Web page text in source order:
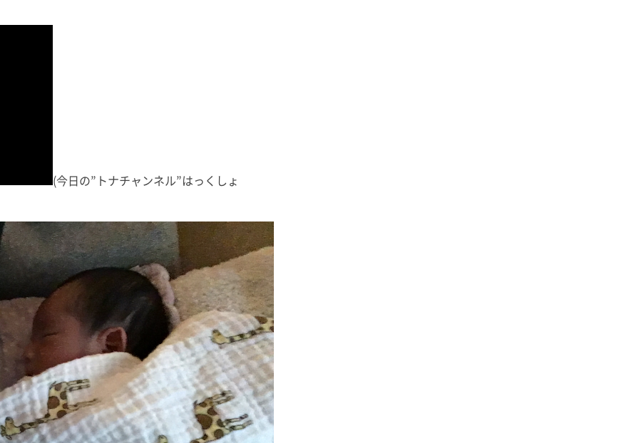
(今日の”トナチャンネル”はっくしょ